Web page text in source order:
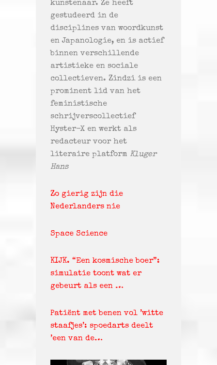
kunstenaar. Ze heeft
gestudeerd in de
disciplines van woordkunst
en Japanologie, en is actief
binnen verschillende
artistieke en sociale
collectieven. Zindzi is een
prominent lid van het
feministische
schrijverscollectief
Hyster-X en werkt als
redacteur voor het
literaire platform Kluger
Hans
Zo gierig zijn die
Nederlanders nie
Space Science
KIJK. “Een kosmische boer”:
simulatie toont wat er
gebeurt als een …
Patiënt met benen vol ’witte
staafjes’: spoedarts deelt
’een van de…